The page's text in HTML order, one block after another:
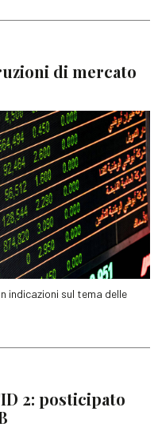
di mercato
indicazioni sul tema delle
2: posticipato